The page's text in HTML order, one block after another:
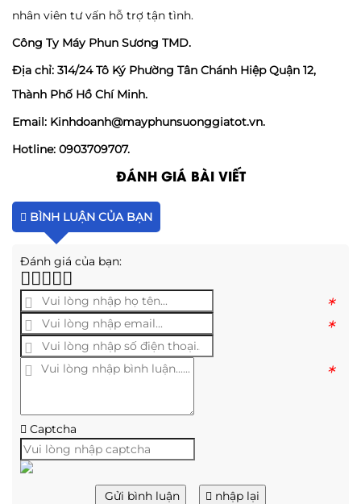
nhân viên tư vấn hỗ trợ tận tình.
Công Ty Máy Phun Sương TMD.
Địa chỉ: 314/24 Tô Ký Phường Tân Chánh Hiệp Quận 12,
Thành Phố Hồ Chí Minh.
Email: Kinhdoanh@mayphunsuonggiatot.vn.
Hotline: 0903709707.
ĐÁNH GIÁ BÀI VIẾT
BÌNH LUẬN CỦA BẠN
Đánh giá của bạn:
*
*
*
Captcha
Gửi bình luận nhập lại